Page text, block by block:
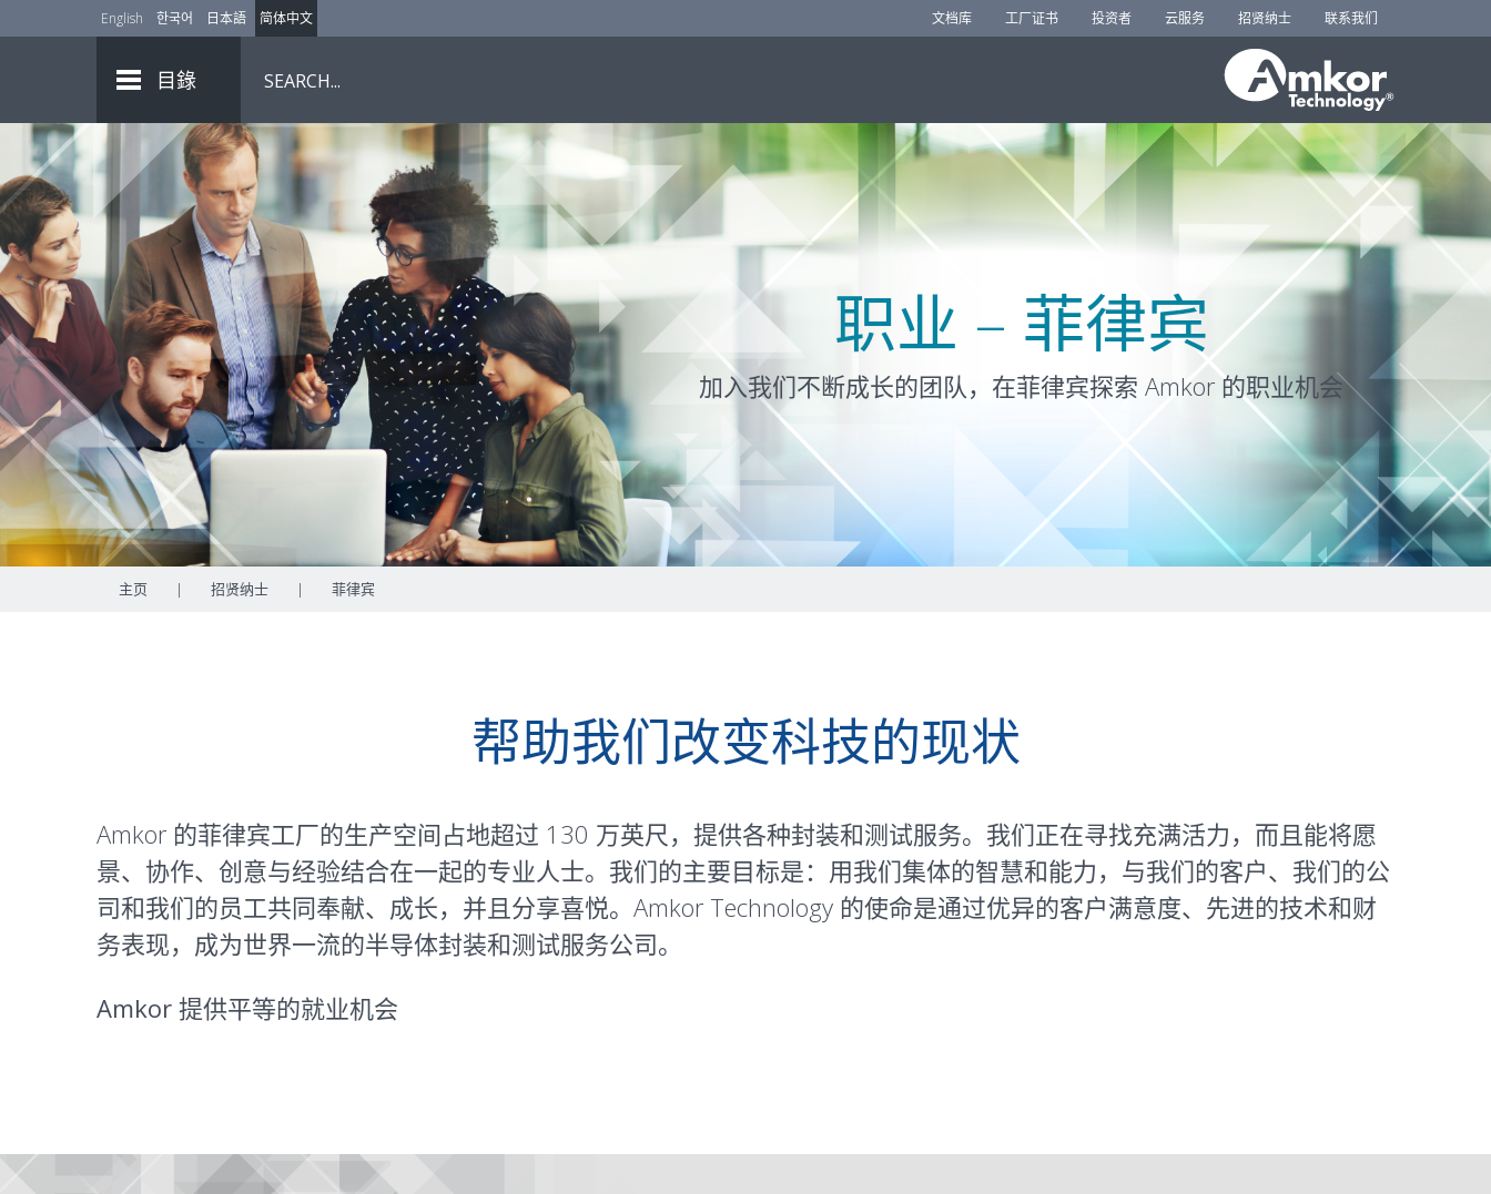
English 한국어 日本語 简体中文 文档库 工厂证书 投资者 云服务 招贤纳士 联系我们
目錄
职业 – 菲律宾
加入我们不断成长的团队，在菲律宾探索 Amkor 的职业机会
主页 | 招贤纳士 | 菲律宾
帮助我们改变科技的现状
Amkor 的菲律宾工厂的生产空间占地超过 130 万英尺，提供各种封装和测试服务。我们正在寻找充满活力，而且能将愿
景、协作、创意与经验结合在一起的专业人士。我们的主要目标是：用我们集体的智慧和能力，与我们的客户、我们的公
司和我们的员工共同奉献、成长，并且分享喜悦。Amkor Technology 的使命是通过优异的客户满意度、先进的技术和财
务表现，成为世界一流的半导体封装和测试服务公司。
Amkor 提供平等的就业机会